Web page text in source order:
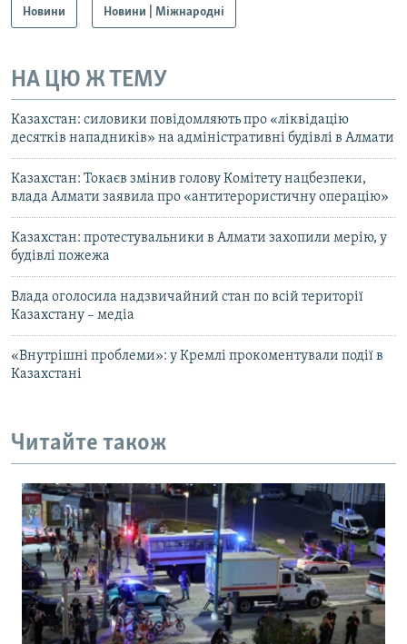
Новини Новини | Міжнародні
НА ЦЮ Ж ТЕМУ
Казахстан: силовики повідомляють про «ліквідацію
десятків нападників» на адміністративні будівлі в Алмати
Казахстан: Токаєв змінив голову Комітету нацбезпеки,
влада Алмати заявила про «антитерористичну операцію»
Казахстан: протестувальники в Алмати захопили мерію, у
будівлі пожежа
Влада оголосила надзвичайний стан по всій території
Казахстану – медіа
«Внутрішні проблеми»: у Кремлі прокоментували події в
Казахстані
Читайте також